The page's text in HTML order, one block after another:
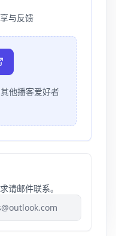
与反馈
他播客爱好者
请邮件联系。